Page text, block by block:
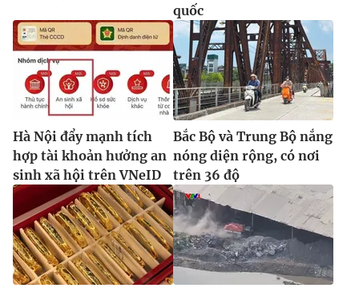
quốc
Hà Nội đẩy mạnh tích
hợp tài khoản hưởng an
sinh xã hội trên VNeID
Bắc Bộ và Trung Bộ nắng
nóng diện rộng, có nơi
trên 36 độ